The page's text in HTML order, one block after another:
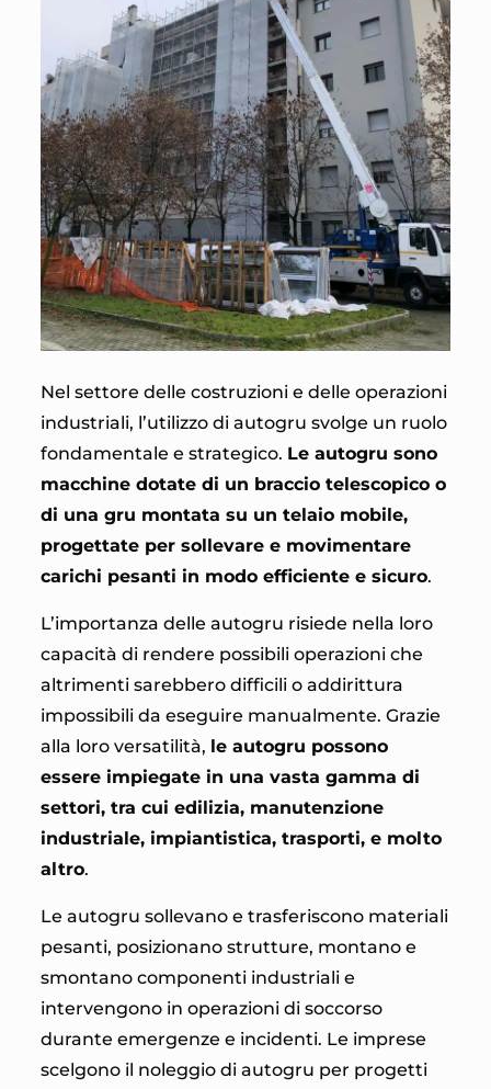
Nel settore delle costruzioni e delle operazioni
industriali, l’utilizzo di autogru svolge un ruolo
fondamentale e strategico. Le autogru sono
macchine dotate di un braccio telescopico o
di una gru montata su un telaio mobile,
progettate per sollevare e movimentare
carichi pesanti in modo efficiente e sicuro.
L’importanza delle autogru risiede nella loro
capacità di rendere possibili operazioni che
altrimenti sarebbero difficili o addirittura
impossibili da eseguire manualmente. Grazie
alla loro versatilità, le autogru possono
essere impiegate in una vasta gamma di
settori, tra cui edilizia, manutenzione
industriale, impiantistica, trasporti, e molto
altro.
Le autogru sollevano e trasferiscono materiali
pesanti, posizionano strutture, montano e
smontano componenti industriali e
intervengono in operazioni di soccorso
durante emergenze e incidenti. Le imprese
scelgono il noleggio di autogru per progetti